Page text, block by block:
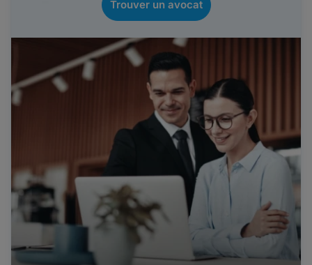
Trouver un avocat